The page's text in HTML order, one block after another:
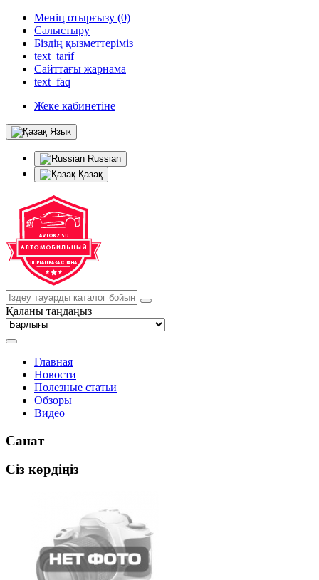
Менің отырғызу (0)
Салыстыру
Біздің қызметтеріміз
text_tarif
Сайттағы жарнама
text_faq
Жеке кабинетіне
Язык
Russian
Қазақ
Қаланы таңдаңыз
Главная
Новости
Полезные статьи
Обзоры
Видео
Санат
Сіз көрдіңіз